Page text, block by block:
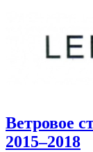
Ветровое
2015–2018